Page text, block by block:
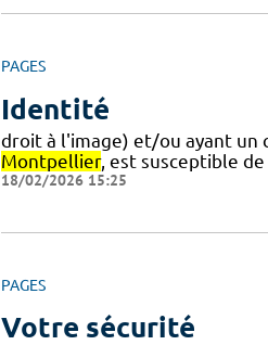
PAGES
Identité
droit à l'image) et/ou ayant un
Montpellier, est susceptible
18/02/2026 15:25
PAGES
Votre sécurité